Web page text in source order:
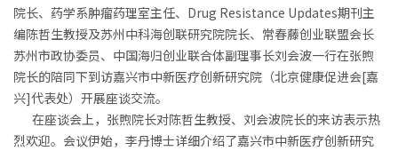
院长、药学系肿瘤药理室主任、Drug Resistance Updates期刊主
编陈哲生教授及苏州中科海创联研究院院长、常春藤创业联盟会长
苏州市政协委员、中国海归创业联合体副理事长刘会波一行在张煦
院长的陪同下到访嘉兴市中新医疗创新研究院（北京健康促进会[嘉
兴]代表处）开展座谈交流。
在座谈会上，张煦院长对陈哲生教授、刘会波院长的来访表示热
烈欢迎。会议伊始，李丹博士详细介绍了嘉兴市中新医疗创新研究